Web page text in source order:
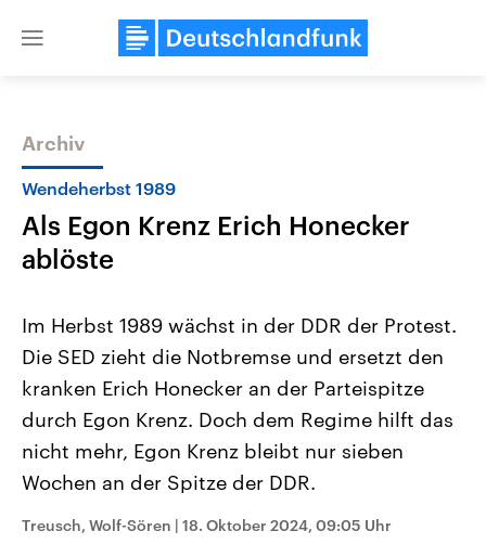
Close
Themen
Landtagswahl Sachsen-Anhalt
2026
Alle Informationen
Sachsen-Anhalt wählt am 6.
September 2026 einen neuen
Landtag. Seit 2021 wird das
Bundesland von einer Koalition aus
CDU, SPD und FDP regiert.-
Umfragen, Prognosen,
Wahlprogramme, aktuelle Berichte
USA
Aktuelle Beiträge,
Hintergründe
Wirtschaftlich und
gehören die Vereinigten
den mächtigsten Ländern
mit großem Einfluss auf
Archiv
Wendeherbst 1989
Als Egon Krenz Erich Honecker
ablöste
Im Herbst 1989 wächst in der DDR der Protest.
Die SED zieht die Notbremse und ersetzt den
kranken Erich Honecker an der Parteispitze
durch Egon Krenz. Doch dem Regime hilft das
nicht mehr, Egon Krenz bleibt nur sieben
Wochen an der Spitze der DDR.
Treusch, Wolf-Sören | 18. Oktober 2024, 09:05 Uhr